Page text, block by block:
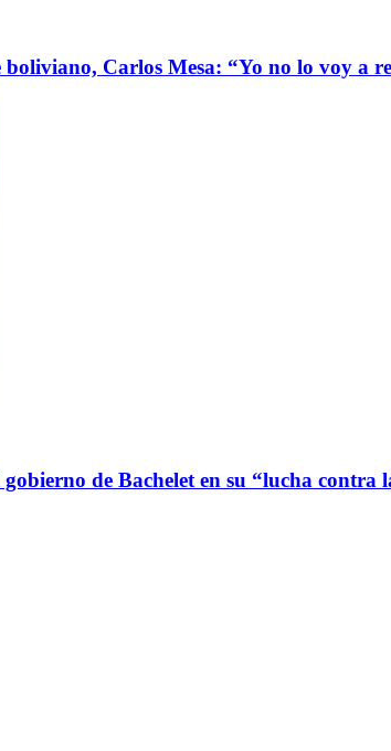
Carlos Mesa: “Yo no lo voy a
de Bachelet en su “lucha contra